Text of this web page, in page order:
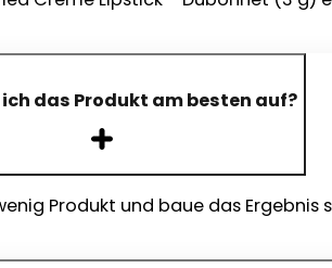
das Produkt am besten auf?
Produkt und baue das Ergebnis